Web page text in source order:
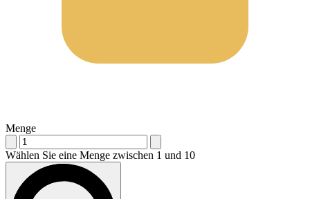
Menge
Wählen Sie eine Menge zwischen 1 und 10